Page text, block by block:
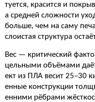
туется, красится и
а средней сложности
больше, чем на саму
слоистая структура
Вес — критический
цельными объёмами
ект из ПЛА весит 25–30
енные конструкции
енними рёбрами